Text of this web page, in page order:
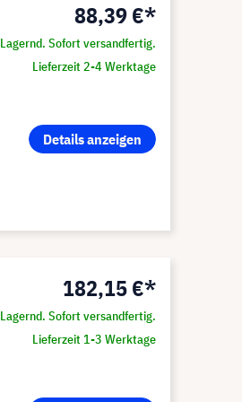
88,39 €*
Lagernd. Sofort versandfertig.
Lieferzeit 2-4 Werktage
Details anzeigen
182,15 €*
Lagernd. Sofort versandfertig.
Lieferzeit 1-3 Werktage